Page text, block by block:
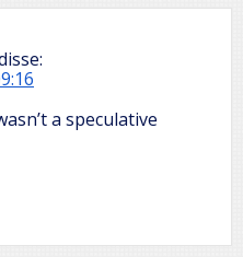
a speculative